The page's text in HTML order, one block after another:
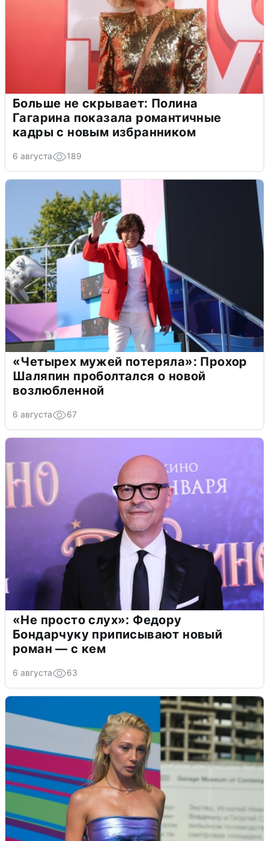
Больше не скрывает: Полина
Гагарина показала романтичные
кадры с новым избранником
6 августа 189
«Четырех мужей потеряла»: Прохор
Шаляпин проболтался о новой
возлюбленной
6 августа 67
«Не просто слух»: Федору
Бондарчуку приписывают новый
роман — с кем
6 августа 63